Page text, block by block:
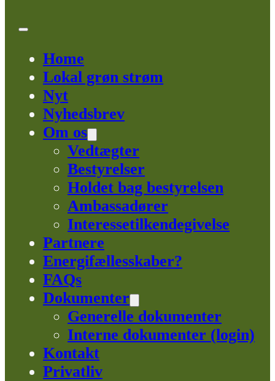
Home
Lokal grøn strøm
Nyt
Nyhedsbrev
Om os
Vedtægter
Bestyrelser
Holdet bag bestyrelsen
Ambassadører
Interessetilkendegivelse
Partnere
Energifællesskaber?
FAQs
Dokumenter
Generelle dokumenter
Interne dokumenter (login)
Kontakt
Privatliv